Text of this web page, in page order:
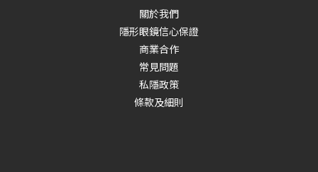
關於我們
隱形眼鏡信心保證
商業合作
常見問題
私隱政策
條款及細則